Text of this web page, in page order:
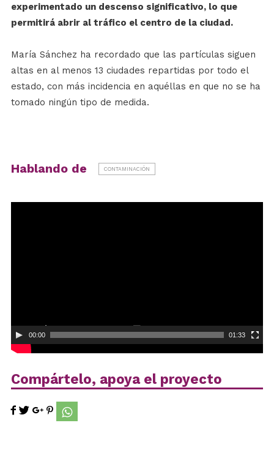
experimentado un descenso significativo, lo que
permitirá abrir al tráfico el centro de la ciudad.
María Sánchez ha recordado que las partículas siguen
altas en al menos 13 ciudades repartidas por todo el
estado, con más incidencia en aquéllas en que no se ha
tomado ningún tipo de medida.
Hablando de CONTAMINACIÓN
00:00 01:33
Compártelo, apoya el proyecto